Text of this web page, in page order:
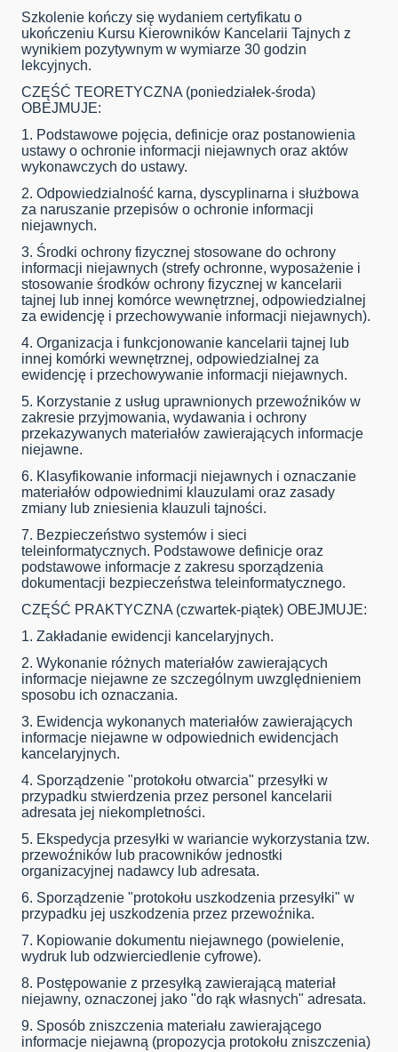
Szkolenie kończy się wydaniem certyfikatu o
ukończeniu Kursu Kierowników Kancelarii Tajnych z
wynikiem pozytywnym w wymiarze 30 godzin
lekcyjnych.
CZĘŚĆ TEORETYCZNA (poniedziałek-środa)
OBEJMUJE:
1. Podstawowe pojęcia, definicje oraz postanowienia
ustawy o ochronie informacji niejawnych oraz aktów
wykonawczych do ustawy.
2. Odpowiedzialność karna, dyscyplinarna i służbowa
za naruszanie przepisów o ochronie informacji
niejawnych.
3. Środki ochrony fizycznej stosowane do ochrony
informacji niejawnych (strefy ochronne, wyposażenie i
stosowanie środków ochrony fizycznej w kancelarii
tajnej lub innej komórce wewnętrznej, odpowiedzialnej
za ewidencję i przechowywanie informacji niejawnych).
4. Organizacja i funkcjonowanie kancelarii tajnej lub
innej komórki wewnętrznej, odpowiedzialnej za
ewidencję i przechowywanie informacji niejawnych.
5. Korzystanie z usług uprawnionych przewoźników w
zakresie przyjmowania, wydawania i ochrony
przekazywanych materiałów zawierających informacje
niejawne.
6. Klasyfikowanie informacji niejawnych i oznaczanie
materiałów odpowiednimi klauzulami oraz zasady
zmiany lub zniesienia klauzuli tajności.
7. Bezpieczeństwo systemów i sieci
teleinformatycznych. Podstawowe definicje oraz
podstawowe informacje z zakresu sporządzenia
dokumentacji bezpieczeństwa teleinformatycznego.
CZĘŚĆ PRAKTYCZNA (czwartek-piątek) OBEJMUJE:
1. Zakładanie ewidencji kancelaryjnych.
2. Wykonanie różnych materiałów zawierających
informacje niejawne ze szczególnym uwzględnieniem
sposobu ich oznaczania.
3. Ewidencja wykonanych materiałów zawierających
informacje niejawne w odpowiednich ewidencjach
kancelaryjnych.
4. Sporządzenie "protokołu otwarcia" przesyłki w
przypadku stwierdzenia przez personel kancelarii
adresata jej niekompletności.
5. Ekspedycja przesyłki w wariancie wykorzystania tzw.
przewoźników lub pracowników jednostki
organizacyjnej nadawcy lub adresata.
6. Sporządzenie "protokołu uszkodzenia przesyłki" w
przypadku jej uszkodzenia przez przewoźnika.
7. Kopiowanie dokumentu niejawnego (powielenie,
wydruk lub odzwierciedlenie cyfrowe).
8. Postępowanie z przesyłką zawierającą materiał
niejawny, oznaczonej jako "do rąk własnych" adresata.
9. Sposób zniszczenia materiału zawierającego
informacje niejawną (propozycja protokołu zniszczenia)